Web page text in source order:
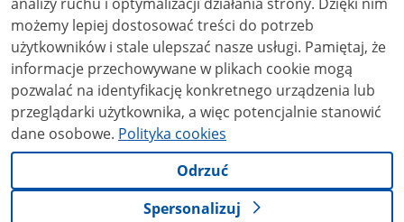
możemy lepiej dostosować treści do potrzeb
użytkowników i stale ulepszać nasze usługi. Pamiętaj, że
informacje przechowywane w plikach cookie mogą
pozwalać na identyfikację konkretnego urządzenia lub
przeglądarki użytkownika, a więc potencjalnie stanowić
dane osobowe. Polityka cookies
Odrzuć
Spersonalizuj